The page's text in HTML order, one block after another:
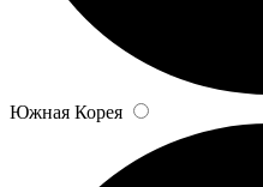
Южная Корея